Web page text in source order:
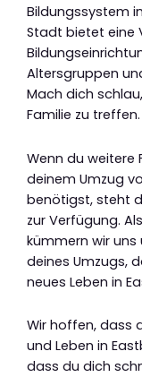
Bildungssystem
Stadt bietet eine
Altersgruppen
Mach dich
Familie zu treffen.
Wenn du weitere
deinem Umzug
benötigst, steht
zur Verfügung.
kümmern wir
deines Umzugs,
neues Leben in
Wir hoffen, dass
und Leben in
dass du dich